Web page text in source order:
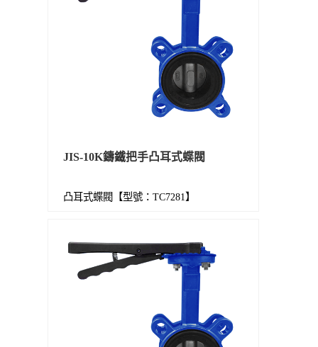
JIS-10K鑄鐵把手凸耳式蝶閥
凸耳式蝶閥【型號：TC7281】